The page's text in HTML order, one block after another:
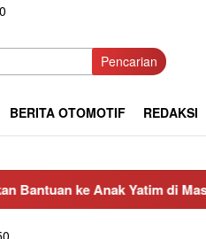
Pencarian
BERITA OTOMOTIF REDAKSI
Yatim di Masjid Nurul Iman